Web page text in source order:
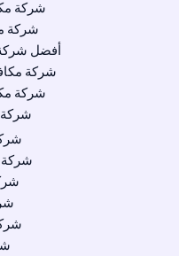
شركة
شركة
أفضل
شركة
شركة
شركة
شركة